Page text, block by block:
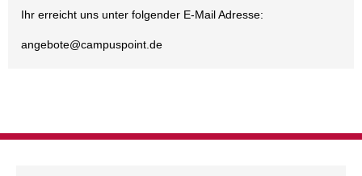
Ihr erreicht uns unter folgender E-Mail Adresse:
angebote@campuspoint.de